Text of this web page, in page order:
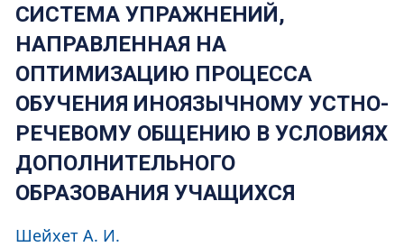
СИСТЕМА УПРАЖНЕНИЙ,
НАПРАВЛЕННАЯ НА
ОПТИМИЗАЦИЮ ПРОЦЕССА
ОБУЧЕНИЯ ИНОЯЗЫЧНОМУ УСТНО-
РЕЧЕВОМУ ОБЩЕНИЮ В УСЛОВИЯХ
ДОПОЛНИТЕЛЬНОГО
ОБРАЗОВАНИЯ УЧАЩИХСЯ
Шейхет А. И.